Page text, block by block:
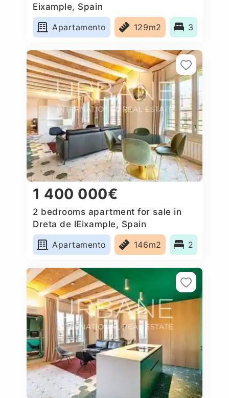
Eixample, Spain
Apartamento
129m2 3
1 400 000€
2 bedrooms apartment for sale in
Dreta de lEixample, Spain
Apartamento
146m2 2